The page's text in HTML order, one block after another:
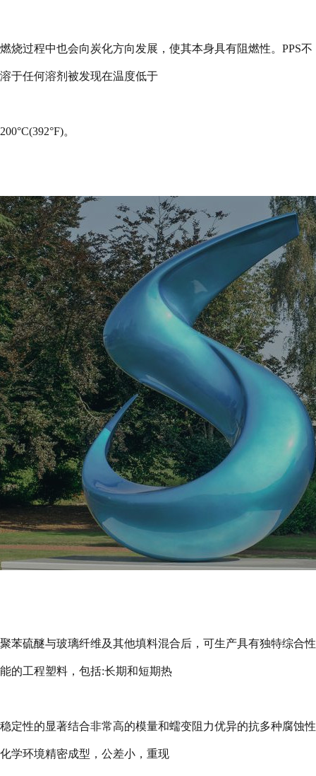
燃烧过程中也会向炭化方向发展，使其本身具有阻燃性。 PPS不
溶于任何溶剂被发现在温度低于
200°C(392°F)。
聚苯硫醚与玻璃纤维及其他填料混合后，可生产具有独特综合性
能的工程塑料，包括:长期和短期热
稳定性的显著结合非常高的模量和蠕变阻力优异的抗多种腐蚀性
化学环境精密成型，公差小，重现